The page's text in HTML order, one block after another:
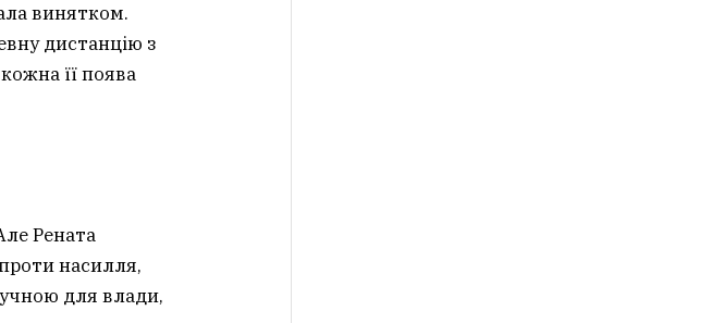
винятком.
дистанцію з
її поява
Рената
насилля,
для влади,